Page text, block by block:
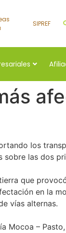
SIPREF
los
las dos
que
en la
vías alternas.
Mocoa –